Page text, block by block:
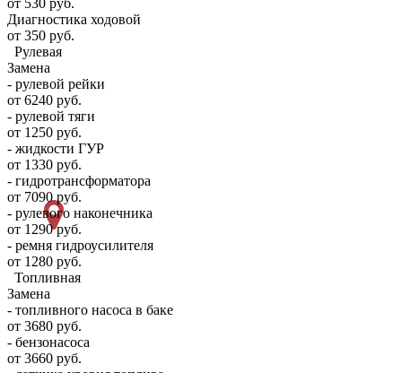
от 530 руб.
Диагностика ходовой
от 350 руб.
Рулевая
Замена
- рулевой рейки
от 6240 руб.
- рулевой тяги
от 1250 руб.
- жидкости ГУР
от 1330 руб.
- гидротрансформатора
от 7090 руб.
- рулевого наконечника
от 1290 руб.
- ремня гидроусилителя
от 1280 руб.
Топливная
Замена
- топливного насоса в баке
от 3680 руб.
- бензонасоса
от 3660 руб.